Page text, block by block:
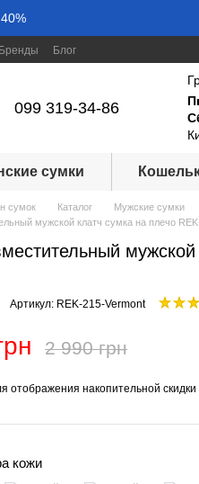
Бренды
Блог
099 319-34-86
сумки
сумок Каталог Мужские сумки
мужской клатч сумка на плечо
Артикул: REK-215-Vermont
2 990 грн
отображения накопительной скидки
кожи